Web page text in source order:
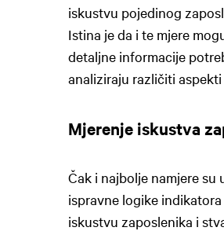
iskustvu pojedinog
Istina je da i te mjere
detaljne informacije
analiziraju različiti
Mjerenje iskustva
Čak i najbolje namjere su
ispravne logike
iskustvu zaposlenika i